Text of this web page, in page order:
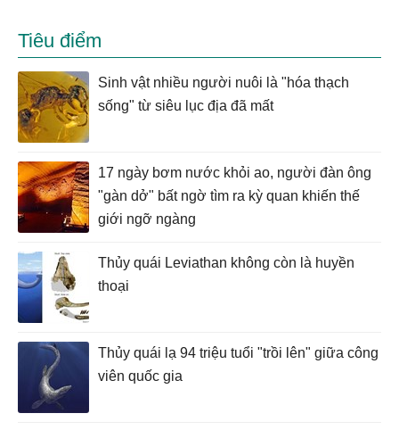
Tiêu điểm
Sinh vật nhiều người nuôi là "hóa thạch
sống" từ siêu lục địa đã mất
17 ngày bơm nước khỏi ao, người đàn ông
"gàn dở" bất ngờ tìm ra kỳ quan khiến thế
giới ngỡ ngàng
Thủy quái Leviathan không còn là huyền
thoại
Thủy quái lạ 94 triệu tuổi "trồi lên" giữa công
viên quốc gia